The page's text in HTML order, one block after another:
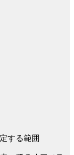
する範囲